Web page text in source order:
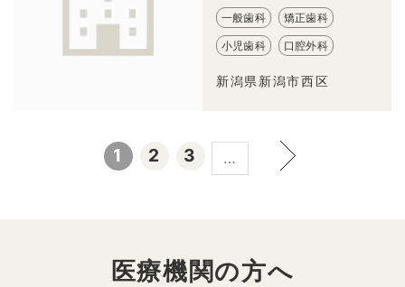
一般歯科 矯正歯科
小児歯科 口腔外科
新潟県新潟市西区
1 2 3 …
医療機関の方へ